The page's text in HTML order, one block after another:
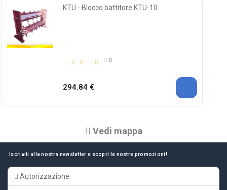
KTU - Blocco battitore KTU-10
0
294.84 €
Vedi mappa
Iscriviti alla nostra newsletter e scopri le nostre promozioni!
Autorizzazione